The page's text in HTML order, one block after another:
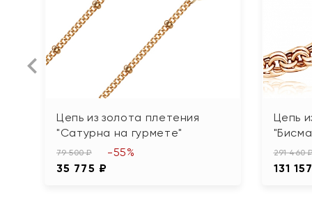
Цепь из золота плетения
"Сатурна на гурмете"
79 500 ₽
35 775 ₽
-55%
Цепь
291 460
131